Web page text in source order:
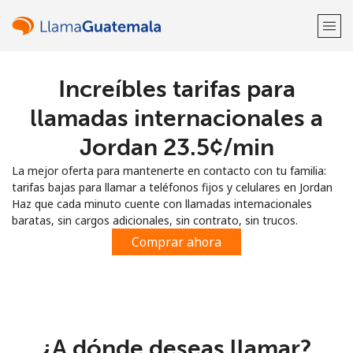
¡Bienvenido!
Regístrate con
Increíbles tarifas para
llamadas internacionales a
Jordan ⁦23.5¢⁩/min
La mejor oferta para mantenerte en contacto con tu familia:
tarifas bajas para llamar a teléfonos fijos y celulares en Jordan
Haz que cada minuto cuente con llamadas internacionales
baratas, sin cargos adicionales, sin contrato, sin trucos.
Comprar ahora